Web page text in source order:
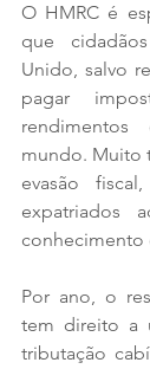
O HMRC é
que
Unido, salvo
pagar
mundo. Muito
evasão
expatriados
conhecimento
Por ano, o
tem direito a
tributação